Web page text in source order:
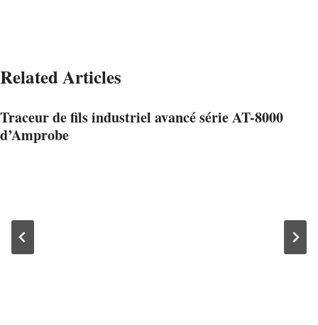
Related Articles
Traceur de fils industriel avancé série AT-8000
d’Amprobe